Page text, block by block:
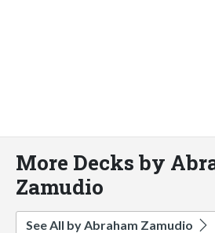
More Decks by
Zamudio
See All by Abraham Zamudio